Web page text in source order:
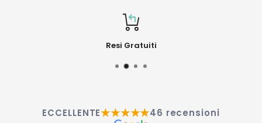
Resi Gratuiti
ECCELLENTE★★★★★46 recensioni